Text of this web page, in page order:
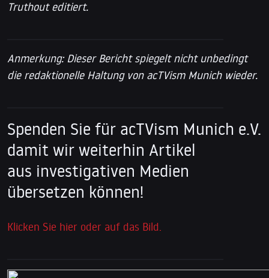
Truthout editiert.
Anmerkung: Dieser Bericht spiegelt nicht unbedingt
die redaktionelle Haltung von acTVism Munich wieder.
Spenden Sie für acTVism Munich e.V.
damit wir weiterhin Artikel
aus investigativen Medien
übersetzen können!
Klicken Sie hier oder auf das Bild.